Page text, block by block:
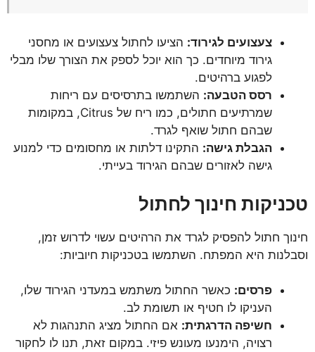
צעצועים לגירוד: הציעו לחתול צעצועים או מחסני
גירוד מיוחדים. כך הוא יוכל לספק את הצורך שלו מבלי
לפגוע ברהיטים.
רסס הטבעה: השתמשו בתרסיסים עם ריחות
שמרתיעים חתולים, כמו ריח של Citrus, במקומות
שבהם חתול שואף לגרד.
הגבלת גישה: התקינו דלתות או מחסומים כדי למנוע
גישה לאזורים שבהם הגירוד בעייתי.
טכניקות חינוך לחתול
חינוך חתול להפסיק לגרד את הרהיטים עשוי לדרוש זמן,
וסבלנות היא המפתח. השתמשו בטכניקות חיוביות:
פרסים: כאשר החתול משתמש במעדני הגירוד שלו,
העניקו לו חטיף או תשומת לב.
חשיפה הדרגתית: אם החתול מציג התנהגות לא
רצויה, הימנעו מעונש פיזי. במקום זאת, תנו לו לחקור